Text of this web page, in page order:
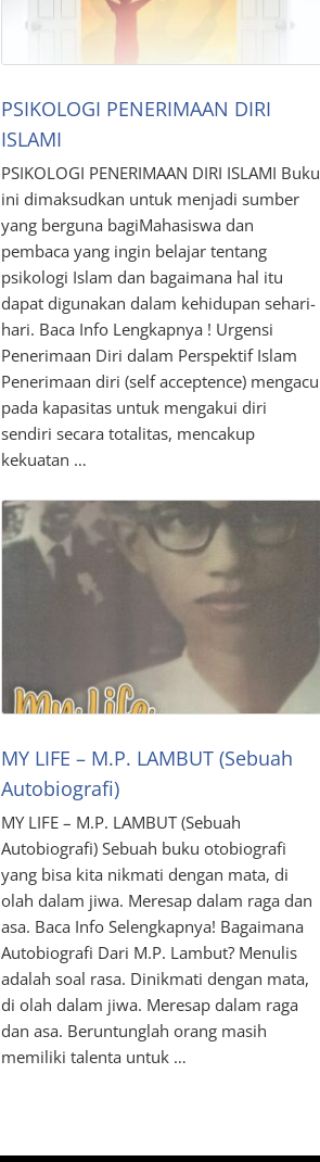
PSIKOLOGI PENERIMAAN DIRI
ISLAMI
PSIKOLOGI PENERIMAAN DIRI ISLAMI Buku
ini dimaksudkan untuk menjadi sumber
yang berguna bagiMahasiswa dan
pembaca yang ingin belajar tentang
psikologi Islam dan bagaimana hal itu
dapat digunakan dalam kehidupan sehari-
hari. Baca Info Lengkapnya ! Urgensi
Penerimaan Diri dalam Perspektif Islam
Penerimaan diri (self acceptence) mengacu
pada kapasitas untuk mengakui diri
sendiri secara totalitas, mencakup
kekuatan …
MY LIFE – M.P. LAMBUT (Sebuah
Autobiografi)
MY LIFE – M.P. LAMBUT (Sebuah
Autobiografi) Sebuah buku otobiografi
yang bisa kita nikmati dengan mata, di
olah dalam jiwa. Meresap dalam raga dan
asa. Baca Info Selengkapnya! Bagaimana
Autobiografi Dari M.P. Lambut? Menulis
adalah soal rasa. Dinikmati dengan mata,
di olah dalam jiwa. Meresap dalam raga
dan asa. Beruntunglah orang masih
memiliki talenta untuk …